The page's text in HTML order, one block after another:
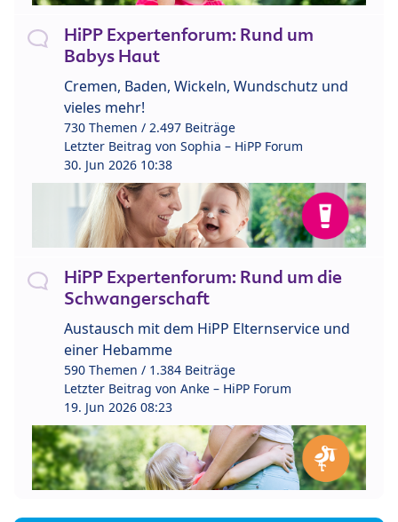
HiPP Expertenforum: Rund um
Babys Haut
Cremen, Baden, Wickeln, Wundschutz und
vieles mehr!
730 Themen / 2.497 Beiträge
Letzter Beitrag von Sophia – HiPP Forum
30. Jun 2026 10:38
HiPP Expertenforum: Rund um die
Schwangerschaft
Austausch mit dem HiPP Elternservice und
einer Hebamme
590 Themen / 1.384 Beiträge
Letzter Beitrag von Anke – HiPP Forum
19. Jun 2026 08:23